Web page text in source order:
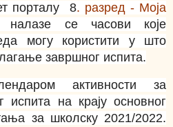
порталу 8. разред - Moja
налазе се часови које
могу користити у што
завршног испита.
активности за
испита на крају основног
за школску 2021/2022.